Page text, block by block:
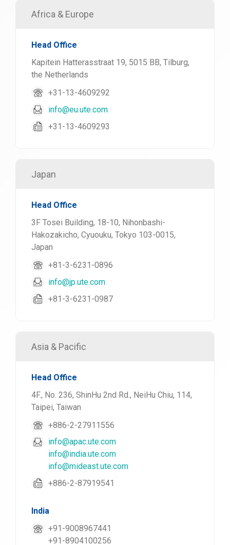
Africa & Europe
Head Office
Kapitein Hatterasstraat 19, 5015 BB, Tilburg,
the Netherlands
+31-13-4609292
info@eu.ute.com
+31-13-4609293
Japan
Head Office
3F Tosei Building, 18-10, Nihonbashi-
Hakozakicho, Cyuouku, Tokyo 103-0015,
Japan
+81-3-6231-0896
info@jp.ute.com
+81-3-6231-0987
Asia & Pacific
Head Office
4F., No. 236, ShinHu 2nd Rd., NeiHu Chiu, 114,
Taipei, Taiwan
+886-2-27911556
info@apac.ute.com
info@india.ute.com
info@mideast.ute.com
+886-2-87919541
India
+91-9008967441
+91-8904100256